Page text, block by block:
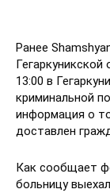
Ранее
13:00 в
криминальной
информация о
доставлен
Как сообщает
больницу